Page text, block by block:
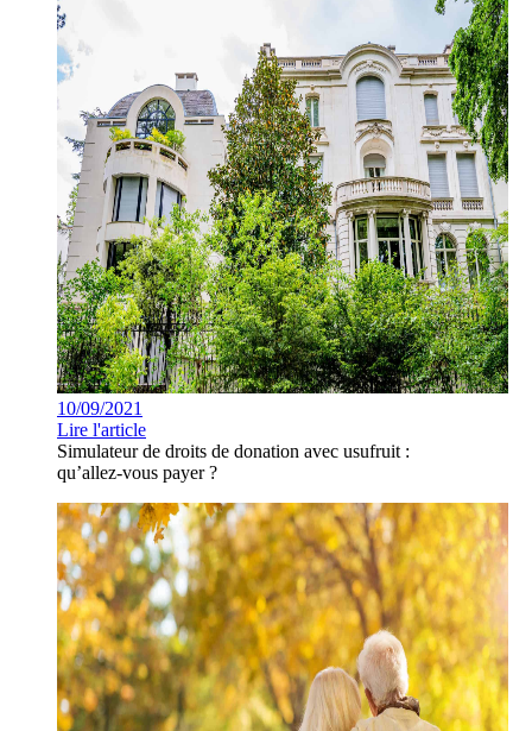
10/09/2021
Lire l'article
Simulateur de droits de donation avec usufruit :
qu’allez-vous payer ?